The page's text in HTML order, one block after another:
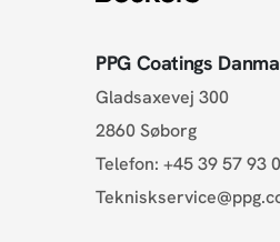
PPG Coatings
Gladsaxevej 300
2860 Søborg
Telefon:+45 39 57 93